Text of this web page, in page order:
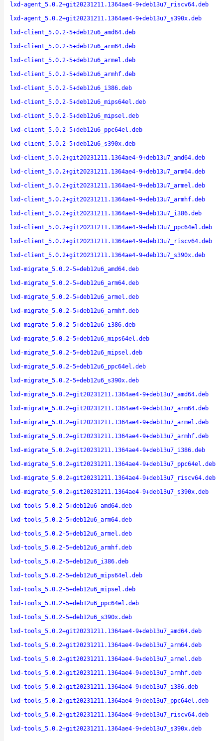
lxd-agent_5.0.2+git20231211.1364ae4-9+deb13u7_riscv64.deb
lxd-agent_5.0.2+git20231211.1364ae4-9+deb13u7_s390x.deb
lxd-client_5.0.2-5+deb12u6_amd64.deb
lxd-client_5.0.2-5+deb12u6_arm64.deb
lxd-client_5.0.2-5+deb12u6_armel.deb
lxd-client_5.0.2-5+deb12u6_armhf.deb
lxd-client_5.0.2-5+deb12u6_i386.deb
lxd-client_5.0.2-5+deb12u6_mips64el.deb
lxd-client_5.0.2-5+deb12u6_mipsel.deb
lxd-client_5.0.2-5+deb12u6_ppc64el.deb
lxd-client_5.0.2-5+deb12u6_s390x.deb
lxd-client_5.0.2+git20231211.1364ae4-9+deb13u7_amd64.deb
lxd-client_5.0.2+git20231211.1364ae4-9+deb13u7_arm64.deb
lxd-client_5.0.2+git20231211.1364ae4-9+deb13u7_armel.deb
lxd-client_5.0.2+git20231211.1364ae4-9+deb13u7_armhf.deb
lxd-client_5.0.2+git20231211.1364ae4-9+deb13u7_i386.deb
lxd-client_5.0.2+git20231211.1364ae4-9+deb13u7_ppc64el.deb
lxd-client_5.0.2+git20231211.1364ae4-9+deb13u7_riscv64.deb
lxd-client_5.0.2+git20231211.1364ae4-9+deb13u7_s390x.deb
lxd-migrate_5.0.2-5+deb12u6_amd64.deb
lxd-migrate_5.0.2-5+deb12u6_arm64.deb
lxd-migrate_5.0.2-5+deb12u6_armel.deb
lxd-migrate_5.0.2-5+deb12u6_armhf.deb
lxd-migrate_5.0.2-5+deb12u6_i386.deb
lxd-migrate_5.0.2-5+deb12u6_mips64el.deb
lxd-migrate_5.0.2-5+deb12u6_mipsel.deb
lxd-migrate_5.0.2-5+deb12u6_ppc64el.deb
lxd-migrate_5.0.2-5+deb12u6_s390x.deb
lxd-migrate_5.0.2+git20231211.1364ae4-9+deb13u7_amd64.deb
lxd-migrate_5.0.2+git20231211.1364ae4-9+deb13u7_arm64.deb
lxd-migrate_5.0.2+git20231211.1364ae4-9+deb13u7_armel.deb
lxd-migrate_5.0.2+git20231211.1364ae4-9+deb13u7_armhf.deb
lxd-migrate_5.0.2+git20231211.1364ae4-9+deb13u7_i386.deb
lxd-migrate_5.0.2+git20231211.1364ae4-9+deb13u7_ppc64el.deb
lxd-migrate_5.0.2+git20231211.1364ae4-9+deb13u7_riscv64.deb
lxd-migrate_5.0.2+git20231211.1364ae4-9+deb13u7_s390x.deb
lxd-tools_5.0.2-5+deb12u6_amd64.deb
lxd-tools_5.0.2-5+deb12u6_arm64.deb
lxd-tools_5.0.2-5+deb12u6_armel.deb
lxd-tools_5.0.2-5+deb12u6_armhf.deb
lxd-tools_5.0.2-5+deb12u6_i386.deb
lxd-tools_5.0.2-5+deb12u6_mips64el.deb
lxd-tools_5.0.2-5+deb12u6_mipsel.deb
lxd-tools_5.0.2-5+deb12u6_ppc64el.deb
lxd-tools_5.0.2-5+deb12u6_s390x.deb
lxd-tools_5.0.2+git20231211.1364ae4-9+deb13u7_amd64.deb
lxd-tools_5.0.2+git20231211.1364ae4-9+deb13u7_arm64.deb
lxd-tools_5.0.2+git20231211.1364ae4-9+deb13u7_armel.deb
lxd-tools_5.0.2+git20231211.1364ae4-9+deb13u7_armhf.deb
lxd-tools_5.0.2+git20231211.1364ae4-9+deb13u7_i386.deb
lxd-tools_5.0.2+git20231211.1364ae4-9+deb13u7_ppc64el.deb
lxd-tools_5.0.2+git20231211.1364ae4-9+deb13u7_riscv64.deb
lxd-tools_5.0.2+git20231211.1364ae4-9+deb13u7_s390x.deb